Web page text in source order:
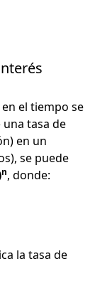
el tiempo se
tasa de
en un
se puede
n, donde:
la tasa de